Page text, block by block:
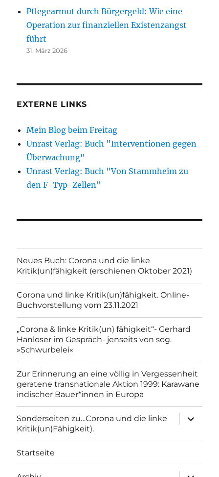
Pflegearmut durch Bürgergeld: Wie eine
Operation zur finanziellen Existenzangst
führt
31. März 2026
EXTERNE LINKS
Mein Blog beim Freitag
Unrast Verlag: Buch "Interventionen gegen
Überwachung"
Unrast Verlag: Buch "Von Stammheim zu
den F-Typ-Zellen"
Neues Buch: Corona und die linke
Kritik(un)fähigkeit (erschienen Oktober 2021)
Corona und linke Kritik(un)fähigkeit. Online-
Buchvorstellung vom 23.11.2021
„Corona & linke Kritik(un) fähigkeit“- Gerhard
Hanloser im Gespräch- jenseits von sog.
»Schwurbelei«
Zur Erinnerung an eine völlig in Vergessenheit
geratene transnationale Aktion 1999: Karawane
indischer Bauer*innen in Europa
Sonderseiten zu…Corona und die linke
Kritik(un)Fähigkeit).
anzeigen
Startseite